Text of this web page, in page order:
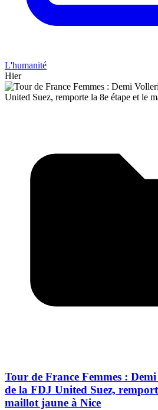
L'humanité
Hier
Tour de France Femmes :
de la FDJ United Suez,
maillot jaune à Nice